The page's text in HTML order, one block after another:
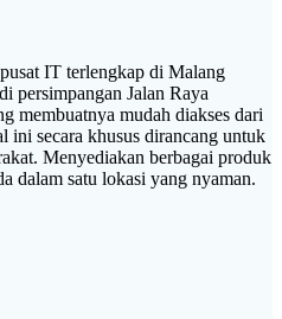
IT terlengkap di Malang
persimpangan Jalan Raya
membuatnya mudah diakses dari
secara khusus dirancang untuk
Menyediakan berbagai produk
dalam satu lokasi yang nyaman.